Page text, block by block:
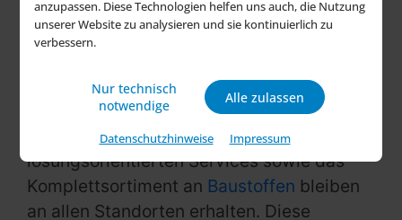
anzupassen. Diese Technologien helfen uns auch, die Nutzung
unserer Website zu analysieren und sie kontinuierlich zu
verbessern.
Nur technisch
notwendige
Alle zulassen
Datenschutzhinweise Impressum
GmbH & Co. KG.
Erweiterte Produktpalette
und Services
Die bestehenden Produktpalette,
fachkundige Beratung und
lösungsorientierten Services sowie das
Komplettsortiment an Baustoffen bleiben
an allen Standorten erhalten. Diese